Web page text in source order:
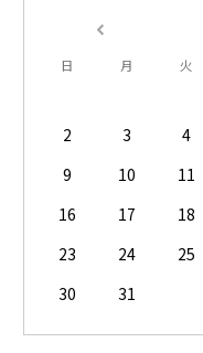
日 月 火
2
3 4
9
10 11
16
17 18
23
24 25
30
31